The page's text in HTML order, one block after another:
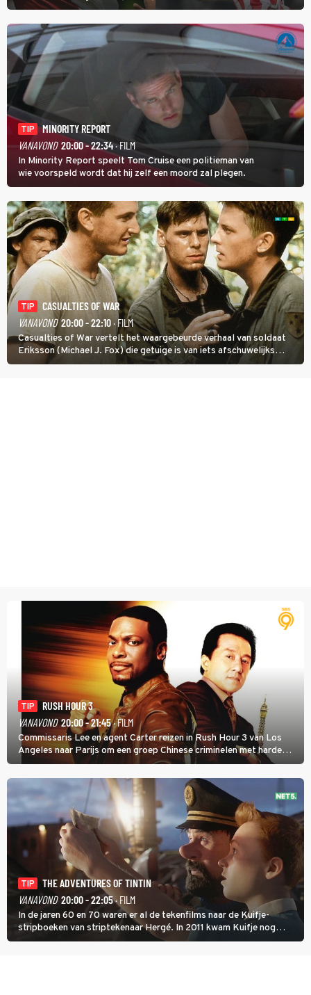
verderop. Feyenoord trok de Spaanse spits Nacho Ferri aan van
KVC Westerlo uit België.
TIP
MINORITY REPORT
VANAVOND 20:00 - 22:34· FILM
In Minority Report speelt Tom Cruise een politieman van
wie voorspeld wordt dat hij zelf een moord zal plegen.
TIP
CASUALTIES OF WAR
VANAVOND 20:00 - 22:10· FILM
Casualties of War vertelt het waargebeurde verhaal van soldaat
Eriksson (Michael J. Fox) die getuige is van iets afschuwelijks
tijdens de Vietnamoorlog. Hij besluit uit de school te klappen.
TIP
RUSH HOUR 3
VANAVOND 20:00 - 21:45· FILM
Commissaris Lee en agent Carter reizen in Rush Hour 3 van Los
Angeles naar Parijs om een groep Chinese criminelen met harde
hand aan te pakken.
TIP
THE ADVENTURES OF TINTIN
VANAVOND 20:00 - 22:05· FILM
In de jaren 60 en 70 waren er al de tekenfilms naar de Kuifje-
stripboeken van striptekenaar Hergé. In 2011 kwam Kuifje nog
meer tot leven in The Adventures of Tintin van Steven Spielberg.